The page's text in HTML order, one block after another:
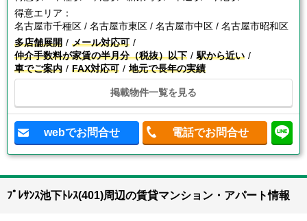
得意エリア：
名古屋市千種区 / 名古屋市東区 / 名古屋市中区 / 名古屋市昭和区
多店舗展開
メール対応可
仲介手数料が家賃の半月分（税抜）以下
駅から近い
車でご案内
FAX対応可 地元で長年の実績
掲載物件一覧を見る
webでお問合せ 電話でお問合せ
ﾌﾟﾚｻﾝｽ池下ﾄﾚｽ(401)周辺の賃貸マンション・アパート情報